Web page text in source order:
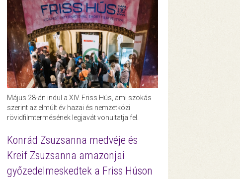
Május 28-án indul a XIV. Friss Hús, ami szokás
szerint az elmúlt év hazai és nemzetközi
rövidfilmtermésének legjavát vonultatja fel.
Konrád Zsuzsanna medvéje és
Kreif Zsuzsanna amazonjai
győzedelmeskedtek a Friss Húson